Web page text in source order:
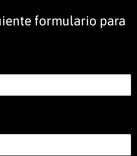
formulario para